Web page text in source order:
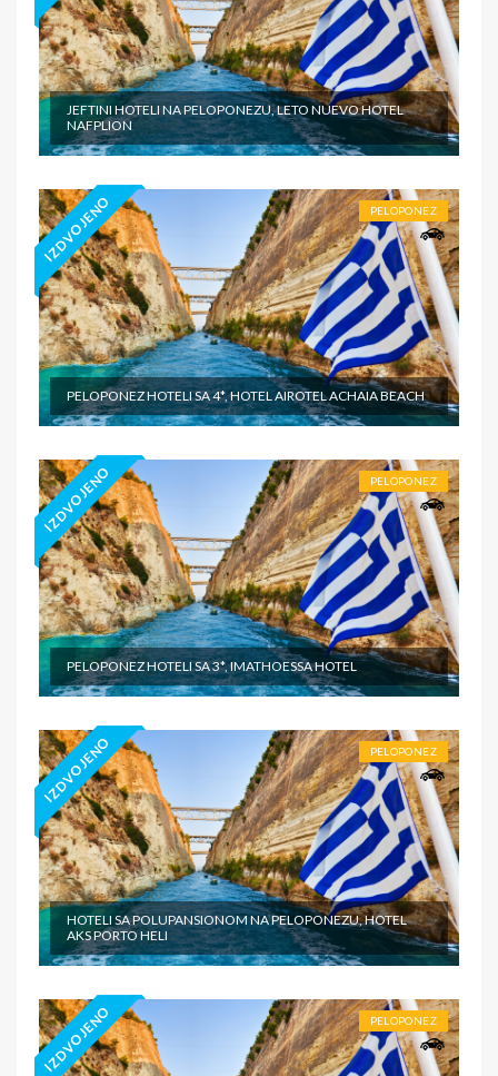
JEFTINI HOTELI NA PELOPONEZU, LETO NUEVO HOTEL
NAFPLION
IZDVOJENO PELOPONEZ
PELOPONEZ HOTELI SA 4*, HOTEL AIROTEL ACHAIA BEACH
IZDVOJENO PELOPONEZ
PELOPONEZ HOTELI SA 3*, IMATHOESSA HOTEL
IZDVOJENO PELOPONEZ
HOTELI SA POLUPANSIONOM NA PELOPONEZU, HOTEL
AKS PORTO HELI
IZDVOJENO PELOPONEZ